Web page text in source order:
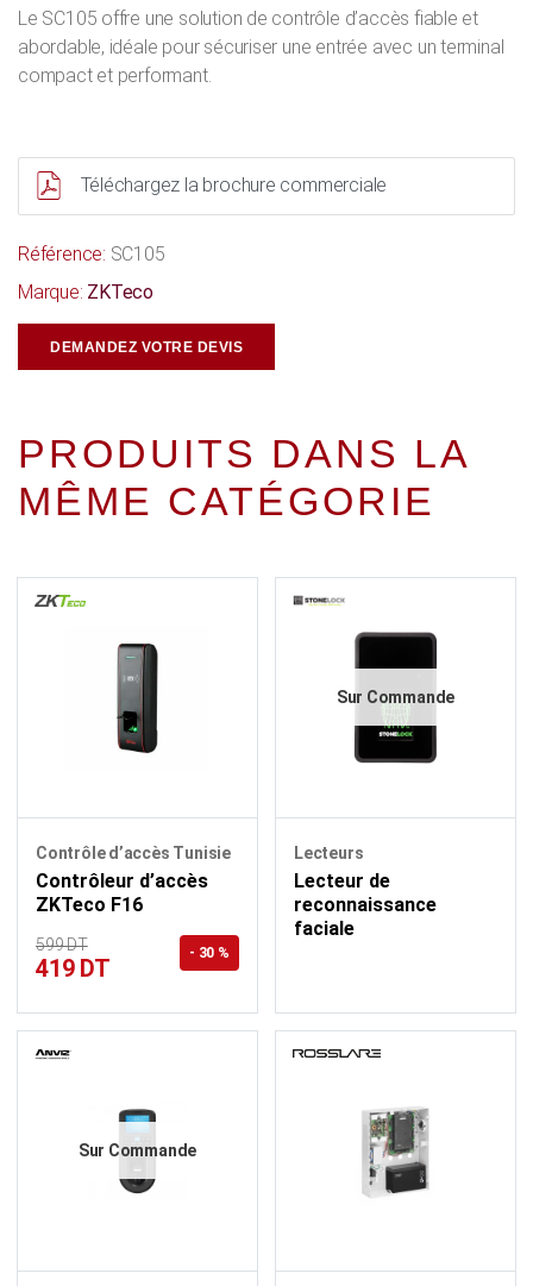
Le SC105 offre une solution de contrôle d’accès fiable et
abordable, idéale pour sécuriser une entrée avec un terminal
compact et performant.
Téléchargez la brochure commerciale
Référence: SC105
Marque: ZKTeco
DEMANDEZ VOTRE DEVIS
PRODUITS DANS LA
MÊME CATÉGORIE
Contrôle d’accès Tunisie
Contrôleur d’accès
ZKTeco F16
599 DT
419 DT
- 30 %
Sur Commande
Lecteurs
Lecteur de
reconnaissance
faciale
Sur Commande